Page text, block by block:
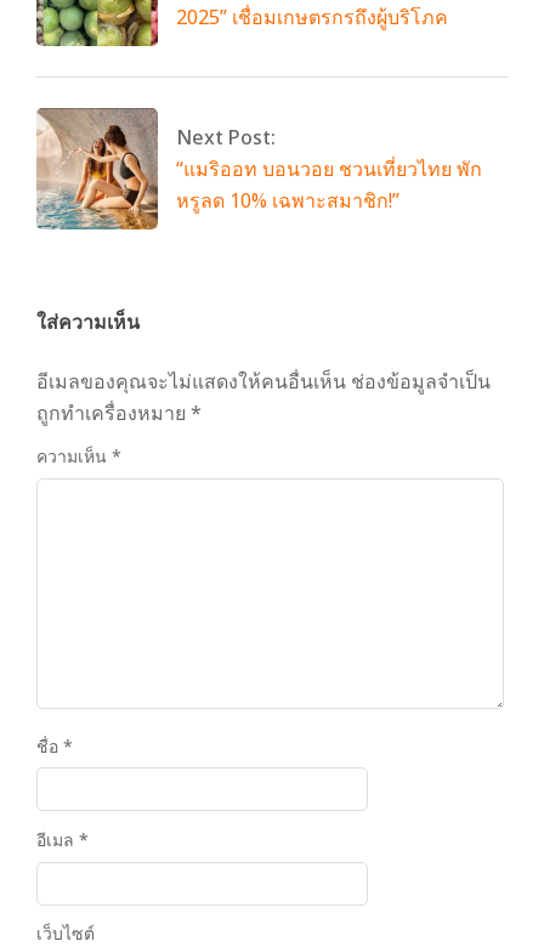
2025” เชื่อมเกษตรกรถึงผู้บริโภค
Next Post:
“แมริออท บอนวอย ชวนเที่ยวไทย พัก
หรูลด 10% เฉพาะสมาชิก!”
ใส่ความเห็น
อีเมลของคุณจะไม่แสดงให้คนอื่นเห็น ช่องข้อมูลจำเป็น
ถูกทำเครื่องหมาย *
ความเห็น *
ชื่อ *
อีเมล *
เว็บไซต์